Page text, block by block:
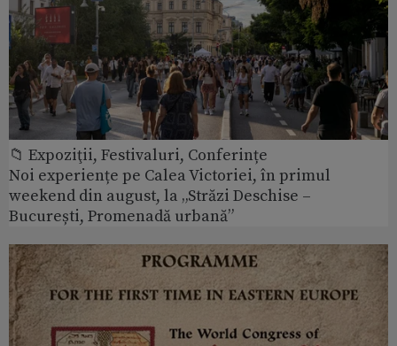
📁 Expoziţii, Festivaluri, Conferințe
Noi experiențe pe Calea Victoriei, în primul
weekend din august, la „Străzi Deschise –
București, Promenadă urbană”